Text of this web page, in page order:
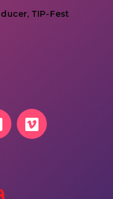
TIP-Fest